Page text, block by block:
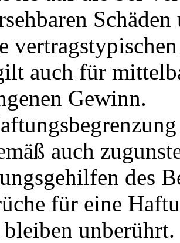
auch für
Gewinn.
auch
des
für eine
bleiben unberührt.